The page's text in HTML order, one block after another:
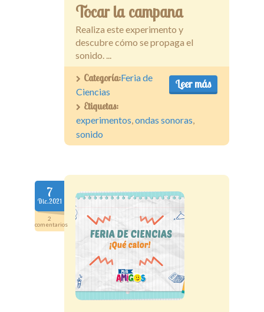
Tocar la campana
Realiza este experimento y
descubre cómo se propaga el
sonido. ...
Leer más
Categoría:Feria de
Ciencias
Etiquetas:
experimentos,ondas sonoras,
sonido
7
Dic.2021
2
comentarios